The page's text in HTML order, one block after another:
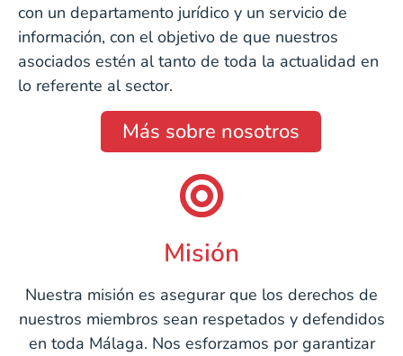
con un departamento jurídico y un servicio de
información, con el objetivo de que nuestros
asociados estén al tanto de toda la actualidad en
lo referente al sector.
Más sobre nosotros
Misión
Nuestra misión es asegurar que los derechos de
nuestros miembros sean respetados y defendidos
en toda Málaga. Nos esforzamos por garantizar